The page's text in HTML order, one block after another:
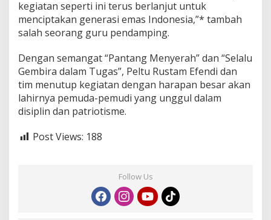
n
S
s
a
kegiatan seperti ini terus berlanjut untuk
menciptakan generasi emas Indonesia,”* tambah
salah seorang guru pendamping.
Dengan semangat “Pantang Menyerah” dan “Selalu
Gembira dalam Tugas”, Peltu Rustam Efendi dan
tim menutup kegiatan dengan harapan besar akan
lahirnya pemuda-pemudi yang unggul dalam
disiplin dan patriotisme.
Post Views: 188
Follow Us